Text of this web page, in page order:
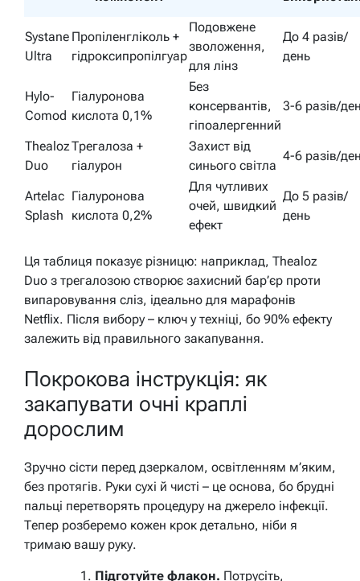
Systane
Ultra
Пропіленгліколь +
гідроксипропілгуар
Подовжене
зволоження,
для лінз
До 4 разів/
день
Hylo-
Comod
Гіалуронова
кислота 0,1%
Без
консервантів,
гіпоалергенний
3-6 разів/
Thealoz
Duo
Трегалоза +
гіалурон
Захист від
синього світла
4-6 разів/
Artelac
Splash
Гіалуронова
кислота 0,2%
Для чутливих
очей, швидкий
ефект
До 5 разів/
день
Ця таблиця показує різницю: наприклад, Thealoz
Duo з трегалозою створює захисний бар’єр проти
випаровування сліз, ідеально для марафонів
Netflix. Після вибору – ключ у техніці, бо 90% ефекту
залежить від правильного закапування.
Покрокова інструкція: як
закапувати очні краплі
дорослим
Зручно сісти перед дзеркалом, освітленням м’яким,
без протягів. Руки сухі й чисті – це основа, бо брудні
пальці перетворять процедуру на джерело інфекції.
Тепер розберемо кожен крок детально, ніби я
тримаю вашу руку.
Підготуйте флакон. Потрусіть,